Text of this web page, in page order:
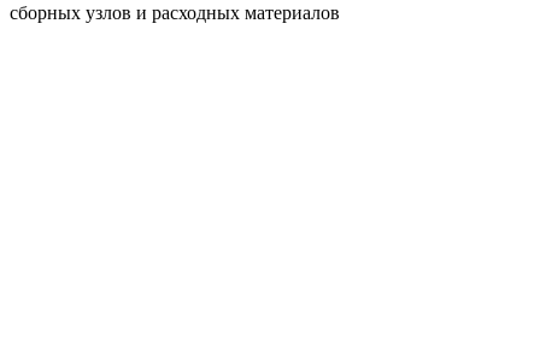
сборных узлов и расходных материалов